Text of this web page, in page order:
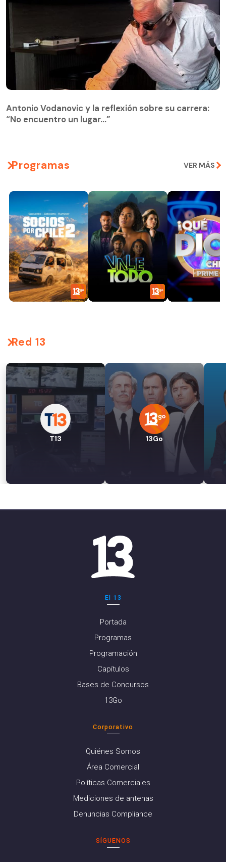
Antonio Vodanovic y la reflexión sobre su carrera:
“No encuentro un lugar…”
Programas VER MÁS
Red 13
T13 13Go
El 13
Portada
Programas
Programación
Capítulos
Bases de Concursos
13Go
Corporativo
Quiénes Somos
Área Comercial
Políticas Comerciales
Mediciones de antenas
Denuncias Compliance
SÍGUENOS